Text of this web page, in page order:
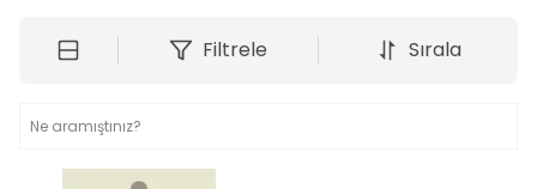
Filtrele Sırala